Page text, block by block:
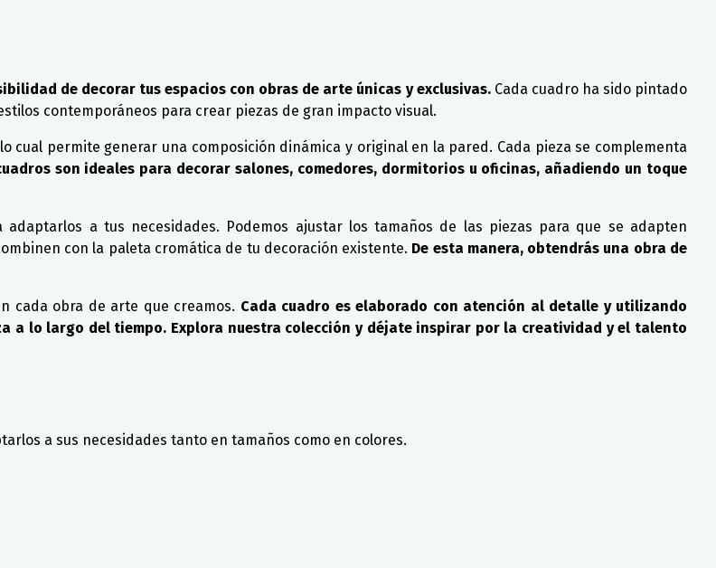
de decorar tus espacios con obras de arte únicas y exclusivas.Cada cuadro ha sido pintado
contemporáneos para crear piezas de gran impacto visual.
cual permite generar una composición dinámica y original en la pared. Cada pieza se complementa
son ideales para decorar salones, comedores, dormitorios u oficinas, añadiendo un toque
a tus necesidades. Podemos ajustar los tamaños de las piezas para que se adapten
con la paleta cromática de tu decoración existente. De esta manera, obtendrás una obra de
cada obra de arte que creamos. Cada cuadro es elaborado con atención al detalle y utilizando
a lo largo del tiempo. Explora nuestra colección y déjate inspirar por la creatividad y el talento
a sus necesidades tanto en tamaños como en colores.